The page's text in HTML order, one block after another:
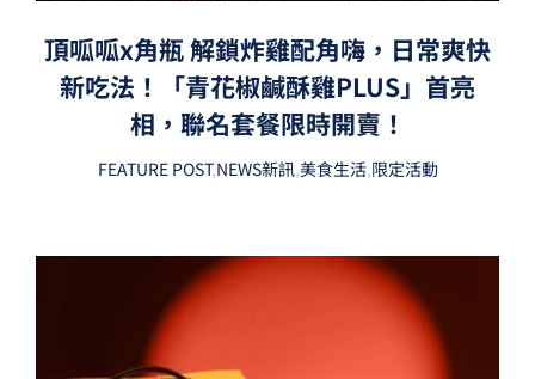
頂呱呱x角瓶 解鎖炸雞配角嗨，日常爽快
新吃法！「青花椒鹹酥雞PLUS」首亮
相，聯名套餐限時開賣！
FEATURE POST,NEWS新訊,美食生活,限定活動